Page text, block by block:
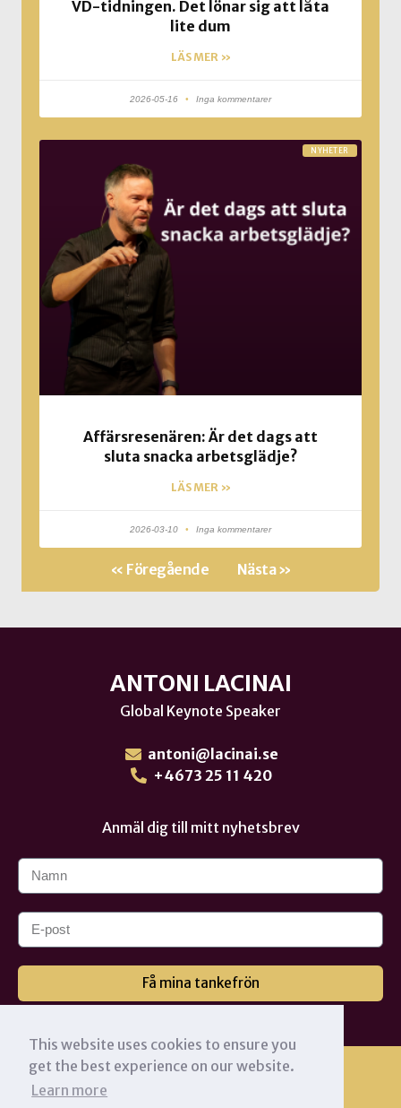
This website uses cookies to ensure you
get the best experience on our website.
Learn more
VD-tidningen. Det lönar sig att låta
lite dum
LÄS MER »
2026-05-16 Inga kommentarer
NYHETER
Affärsresenären: Är det dags att
sluta snacka arbetsglädje?
LÄS MER »
2026-03-10 Inga kommentarer
« Föregående Nästa »
ANTONI LACINAI
Global Keynote Speaker
antoni@lacinai.se
+4673 25 11 420
Anmäl dig till mitt nyhetsbrev
Få mina tankefrön